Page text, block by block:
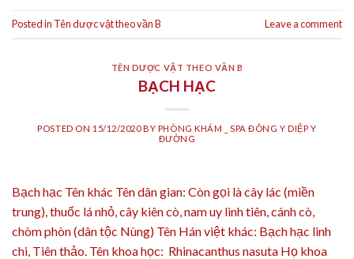
Posted in Tên dược vật theo vần B Leave a comment
TÊN DƯỢC VẬT THEO VẦN B
BẠCH HẠC
POSTED ON 15/12/2020BY PHÒNG KHÁM _ SPA ĐÔNG Y DIỆP Y
ĐƯỜNG
Bạch hạc Tên khác Tên dân gian: Còn gọi là cây lác (miền
trung), thuốc lá nhỏ, cây kiên cò, nam uy linh tiên, cánh cò,
chòm phòn (dân tộc Nùng) Tên Hán việt khác: Bạch hạc linh
chi, Tiên thảo. Tên khoa học: Rhinacanthus nasuta Họ khoa